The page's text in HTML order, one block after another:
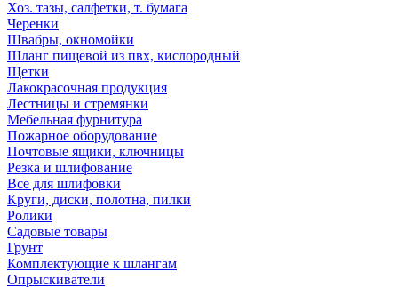
Хоз. тазы, салфетки, т. бумага
Черенки
Швабры, окномойки
Шланг пищевой из пвх, кислородный
Щетки
Лакокрасочная продукция
Лестницы и стремянки
Мебельная фурнитура
Пожарное оборудование
Почтовые ящики, ключницы
Резка и шлифование
Все для шлифовки
Круги, диски, полотна, пилки
Ролики
Садовые товары
Грунт
Комплектующие к шлангам
Опрыскиватели